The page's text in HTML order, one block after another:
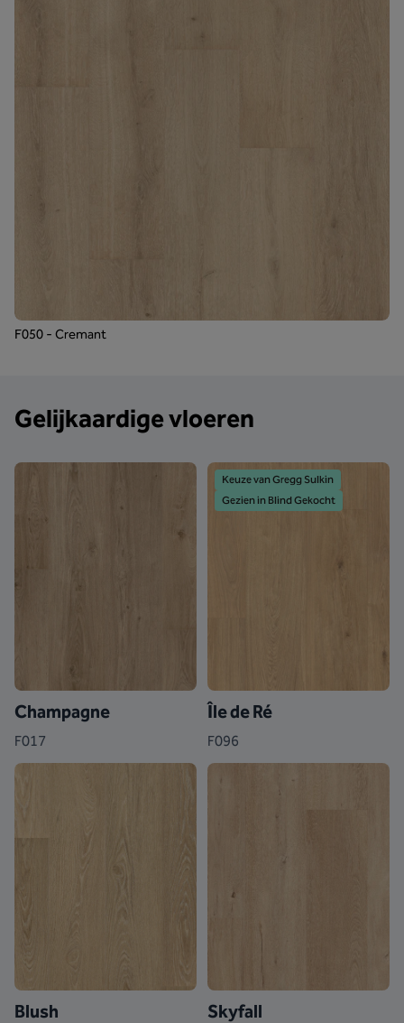
F050 - Cremant
Gelijkaardige vloeren
Champagne
F017
Keuze van Gregg Sulkin
Gezien in Blind Gekocht
Île de Ré
F096
Blush Skyfall